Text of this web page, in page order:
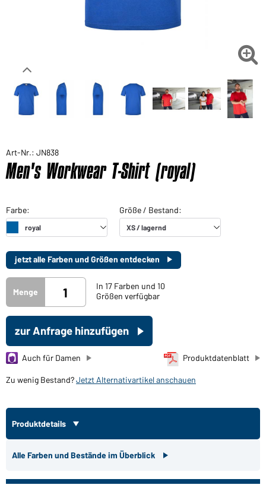

Art-Nr.: JN838
Men's Workwear T-Shirt (royal)
jetzt alle Farben und Größen entdecken
Menge
In 17 Farben und 10
Größen verfügbar
zur Anfrage hinzufügen
Produktdatenblatt
Auch für Damen
Zu wenig Bestand?Jetzt Alternativartikel anschauen
Produktdetails
Alle Farben und Bestände im Überblick